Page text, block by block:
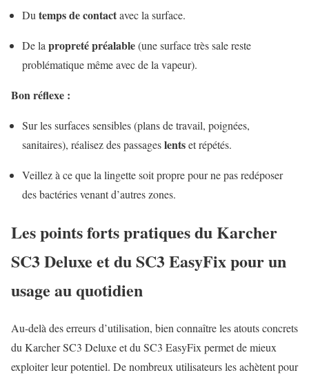
Dutemps de contactavec la surface.
De lapropreté préalable(une surface très sale reste
problématique même avec de la vapeur).
Bon réflexe :
Sur les surfaces sensibles (plans de travail, poignées,
sanitaires), réalisez des passageslentset répétés.
Veillez à ce que la lingette soit propre pour ne pas redéposer
des bactéries venant d’autres zones.
Les points forts pratiques du Karcher
SC3 Deluxe et du SC3 EasyFix pour un
usage au quotidien
Au-delà des erreurs d’utilisation, bien connaître les atouts concrets
du Karcher SC3 Deluxe et du SC3 EasyFix permet de mieux
exploiter leur potentiel. De nombreux utilisateurs les achètent pour